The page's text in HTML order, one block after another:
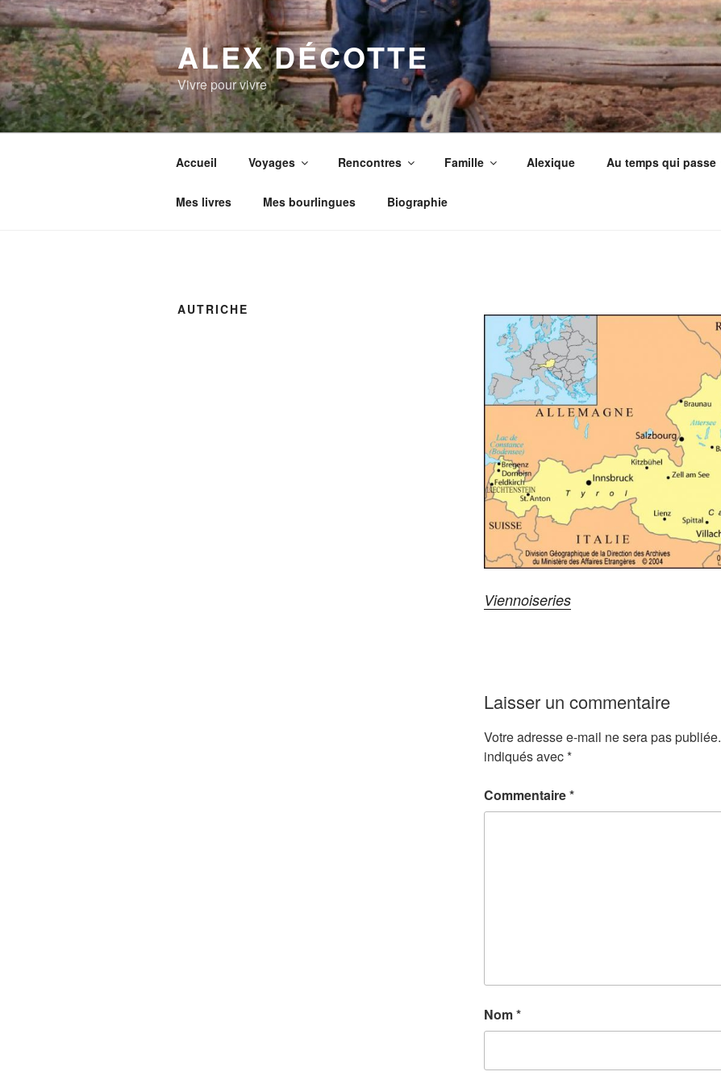
Aller
au
contenu
principal
ALEX DÉCOTTE
Vivre pour vivre
Accueil Voyages Rencontres Famille Alexique Au temps qui passe
Mes livres Mes bourlingues Biographie
AUTRICHE
Viennoiseries
Laisser un commentaire
Votre adresse e-mail ne sera pas publiée.
indiqués avec*
Commentaire*
Nom*